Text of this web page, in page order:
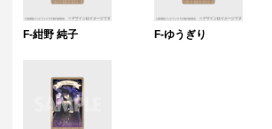
F-紺野 純子 F-ゆうぎり